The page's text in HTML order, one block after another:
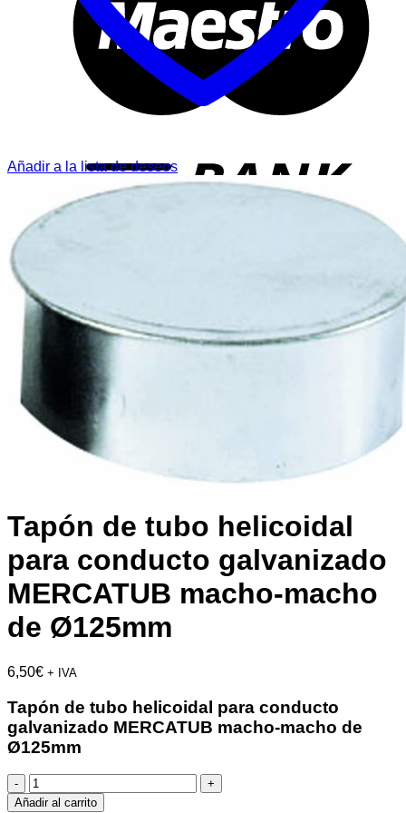
Añadir a la lista de deseos
Tapón de tubo helicoidal
para conducto galvanizado
MERCATUB macho-macho
de Ø125mm
6,50€ + IVA
Tapón de tubo helicoidal para conducto
galvanizado MERCATUB macho-macho de
Ø125mm
Tapón
de
Añadir al carrito